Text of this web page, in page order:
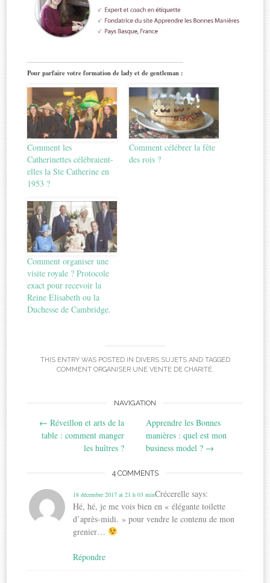
Pour parfaire votre formation de lady et de gentleman :
Comment les
Catherinettes célébraient-
elles la Ste Catherine en
1953 ?
Comment célébrer la fête
des rois ?
Comment organiser une
visite royale ? Protocole
exact pour recevoir la
Reine Elisabeth ou la
Duchesse de Cambridge.
THIS ENTRY WAS POSTED IN DIVERS SUJETSAND TAGGED
COMMENT ORGANISER UNE VENTE DE CHARITÉ.
navigation
NAVIGATION
← Réveillon et arts de la
table : comment manger
les huîtres ?
Apprendre les Bonnes
manières : quel est mon
business model ? →
4 COMMENTS
Crécerelle says:
18 décembre 2017 at 21 h 03 min
Hé, hé, je me vois bien en « élégante toilette
d’après-midi. » pour vendre le contenu de mon
grenier…
Répondre